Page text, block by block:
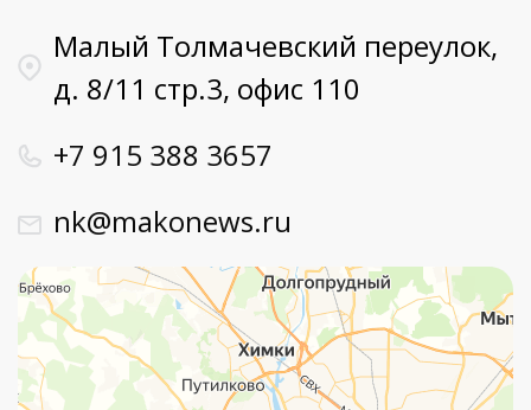
Малый Толмачевский переулок,
д. 8/11 стр.3, офис 110
+7 915 388 3657
nk@makonews.ru